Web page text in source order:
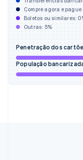
Compre agora e pague
Boletos ou similares: 0
Outras: 5%
Penetração dos
População
Español English
Estados Unidos
Finlândia
EnglishSvenska
França